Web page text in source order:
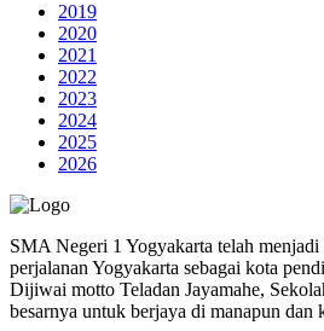
2019
2020
2021
2022
2023
2024
2025
2026
SMA Negeri 1 Yogyakarta telah
perjalanan Yogyakarta sebagai kota
Dijiwai motto Teladan Jayamahe,
besarnya untuk berjaya di manapun dan